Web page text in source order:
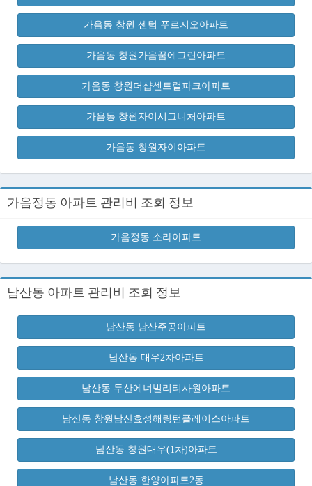
가음동 창원 센텀 푸르지오아파트
가음동 창원가음꿈에그린아파트
가음동 창원더샵센트럴파크아파트
가음동 창원자이시그니처아파트
가음동 창원자이아파트
가음정동 아파트 관리비 조회 정보
가음정동 소라아파트
남산동 아파트 관리비 조회 정보
남산동 남산주공아파트
남산동 대우2차아파트
남산동 두산에너빌리티사원아파트
남산동 창원남산효성해링턴플레이스아파트
남산동 창원대우(1차)아파트
남산동 한양아파트2동